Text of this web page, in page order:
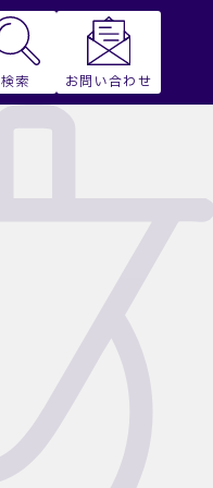
検索 お問い合わせ